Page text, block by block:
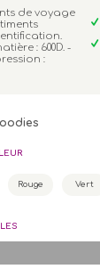
de voyage
: 600D. -
:
Rouge Vert